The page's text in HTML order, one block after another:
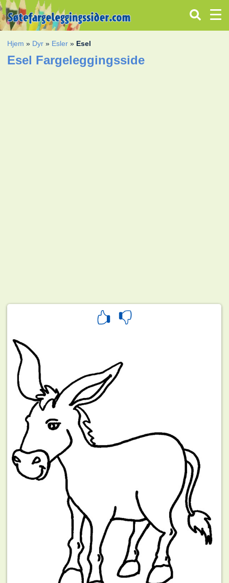
Hjem » Dyr » Esler » Esel
Esel Fargeleggingsside